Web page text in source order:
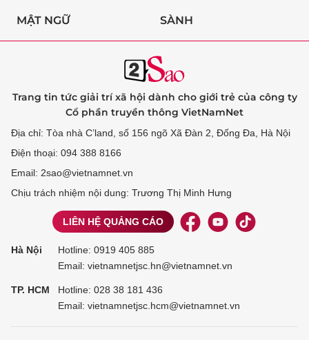
MẬT NGỮ SÀNH
Trang tin tức giải trí xã hội dành cho giới trẻ của công ty
Cổ phần truyền thông VietNamNet
Địa chỉ: Tòa nhà C’land, số 156 ngõ Xã Đàn 2, Đống Đa, Hà Nội
Điện thoại: 094 388 8166
Email: 2sao@vietnamnet.vn
Chịu trách nhiệm nội dung: Trương Thị Minh Hưng
LIÊN HỆ QUẢNG CÁO
Hà Nội Hotline: 0919 405 885
Email: vietnamnetjsc.hn@vietnamnet.vn
TP. HCM Hotline: 028 38 181 436
Email: vietnamnetjsc.hcm@vietnamnet.vn